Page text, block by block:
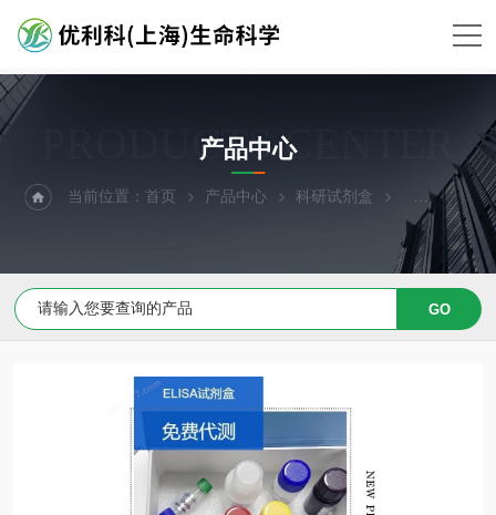
PRODUCTS CENTER
产品中心
当前位置：首页 产品中心 科研试剂盒 ELISA试剂盒